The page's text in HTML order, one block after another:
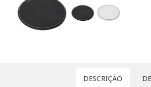
DESCRIÇÃO